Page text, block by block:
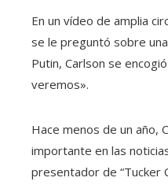
En un vídeo de amplia
se le preguntó sobre
Putin, Carlson se
veremos».
Hace menos de un año,
importante en las
presentador de “Tucker